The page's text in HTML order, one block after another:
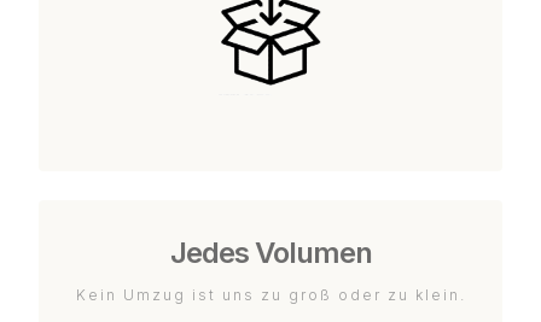
Jedes Volumen
Kein Umzug ist uns zu groß oder zu klein.